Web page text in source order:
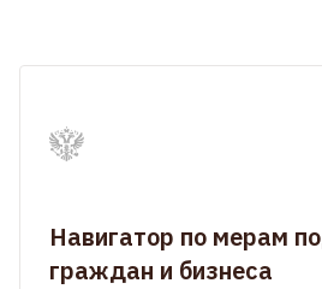
Навигатор по мерам
граждан и бизнеса